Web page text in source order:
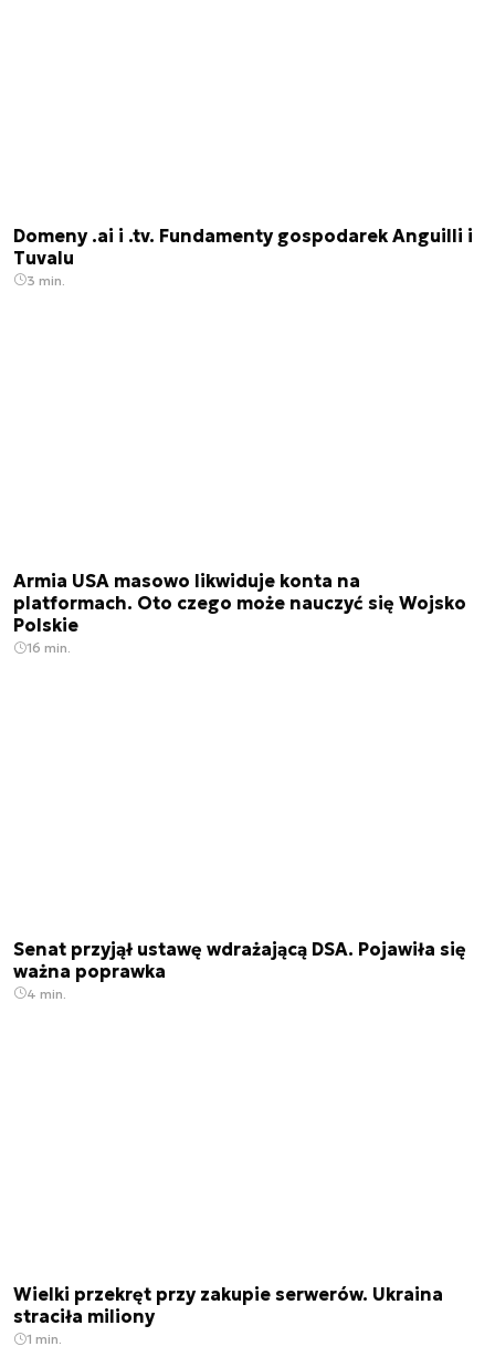
Domeny .ai i .tv. Fundamenty gospodarek Anguilli i
Tuvalu
3 min.
Armia USA masowo likwiduje konta na
platformach. Oto czego może nauczyć się Wojsko
Polskie
16 min.
Senat przyjął ustawę wdrażającą DSA. Pojawiła się
ważna poprawka
4 min.
Wielki przekręt przy zakupie serwerów. Ukraina
straciła miliony
1 min.